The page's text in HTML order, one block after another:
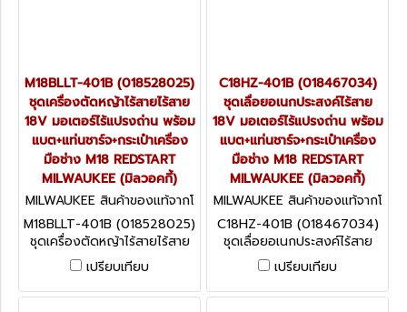
M18BLLT-401B (018528025)
ชุดเครื่องตัดหญ้าไร้สายไร้สาย
18V มอเตอร์ไร้แปรงถ่าน พร้อม
แบต+แท่นชาร์จ+กระเป๋าเครื่อง
มือช่าง M18 REDSTART
MILWAUKEE (มิลวอคกี้)
MILWAUKEE สินค้าของแท้จากโ
รงงานผู้ผลิต M18BLLT-401B
(018528025)
M18BLLT-401B (018528025)
ชุดเครื่องตัดหญ้าไร้สายไร้สาย
18V มอเตอร์ไร้แปรงถ่าน พร้อม
แบต+แท่นชาร์จ+กระเป๋าเครื่อง
มือช่าง M18 REDSTART
เปรียบเทียบ
C18HZ-401B (018467034)
ชุดเลื่อยอเนกประสงค์ไร้สาย
18V มอเตอร์ไร้แปรงถ่าน พร้อม
แบต+แท่นชาร์จ+กระเป๋าเครื่อง
มือช่าง M18 REDSTART
MILWAUKEE (มิลวอคกี้)
MILWAUKEE สินค้าของแท้จากโ
รงงานผู้ผลิต C18HZ-401B (0
18467034)
C18HZ-401B (018467034)
ชุดเลื่อยอเนกประสงค์ไร้สาย
18V มอเตอร์ไร้แปรงถ่าน พร้อม
แบต+แท่นชาร์จ+กระเป๋าเครื่อง
มือช่าง M18 REDSTART
เปรียบเทียบ